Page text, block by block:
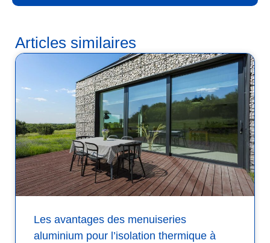
Articles similaires
Les avantages des menuiseries
aluminium pour l’isolation thermique à